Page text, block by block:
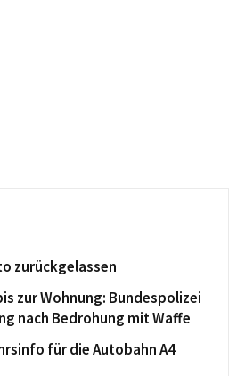
zurückgelassen
zur Wohnung: Bundespolizei
nach Bedrohung mit Waffe
für die Autobahn A4